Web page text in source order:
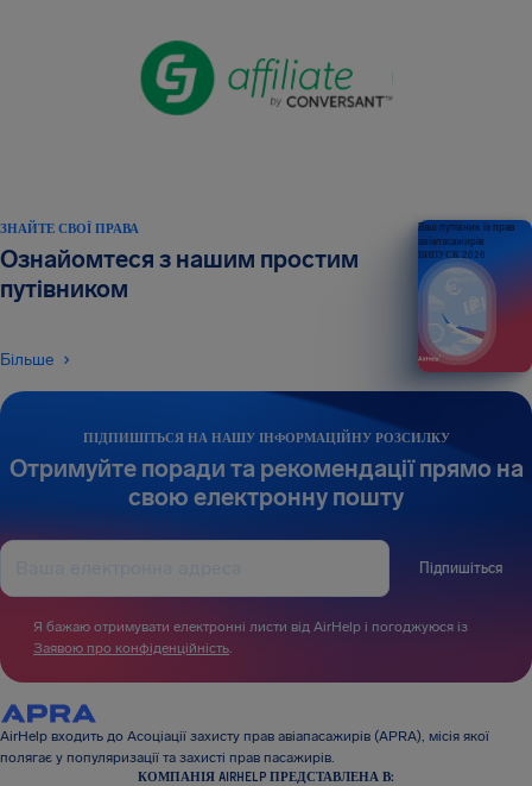
ПІДПИШІТЬСЯ НА НАШУ ІНФОРМАЦІЙНУ РОЗСИЛКУ
Отримуйте поради та рекомендації прямо на
свою електронну пошту
Підпишіться
Я бажаю отримувати електронні листи від AirHelp і погоджуюся із
Заявою про конфіденційність.
ЗНАЙТЕ СВОЇ ПРАВА
Ознайомтеся з нашим простим
путівником
Більше
Ваш путівник із прав
авіапасажирів
ВИПУСК 2026
AirHelp входить до Асоціації захисту прав авіапасажирів (APRA), місія якої
полягає у популяризації та захисті прав пасажирів.
КОМПАНІЯ AIRHELP ПРЕДСТАВЛЕНА В: